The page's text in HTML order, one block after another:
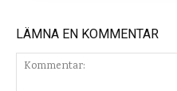
LÄMNA EN KOMMENTAR